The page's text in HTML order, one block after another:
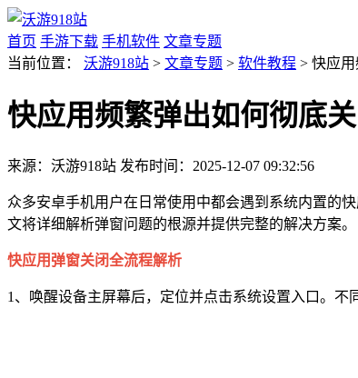
首页 手游下载 手机软件 文章专题
当前位置： 沃游918站 > 文章专题 > 软件教程 > 快应
快应用频繁弹出如何彻底
来源：沃游918站 发布时间：2025-12-07 09:32:56
众多安卓手机用户在日常使用中都会遇到系统内置的
文将详细解析弹窗问题的根源并提供完整的解决方案。
快应用弹窗关闭全流程解析
1、唤醒设备主屏幕后，定位并点击系统设置入口。不